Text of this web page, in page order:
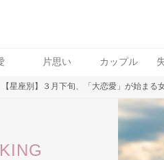
片思い カップル
【星座別】３月下旬、「大恋愛」が始まる